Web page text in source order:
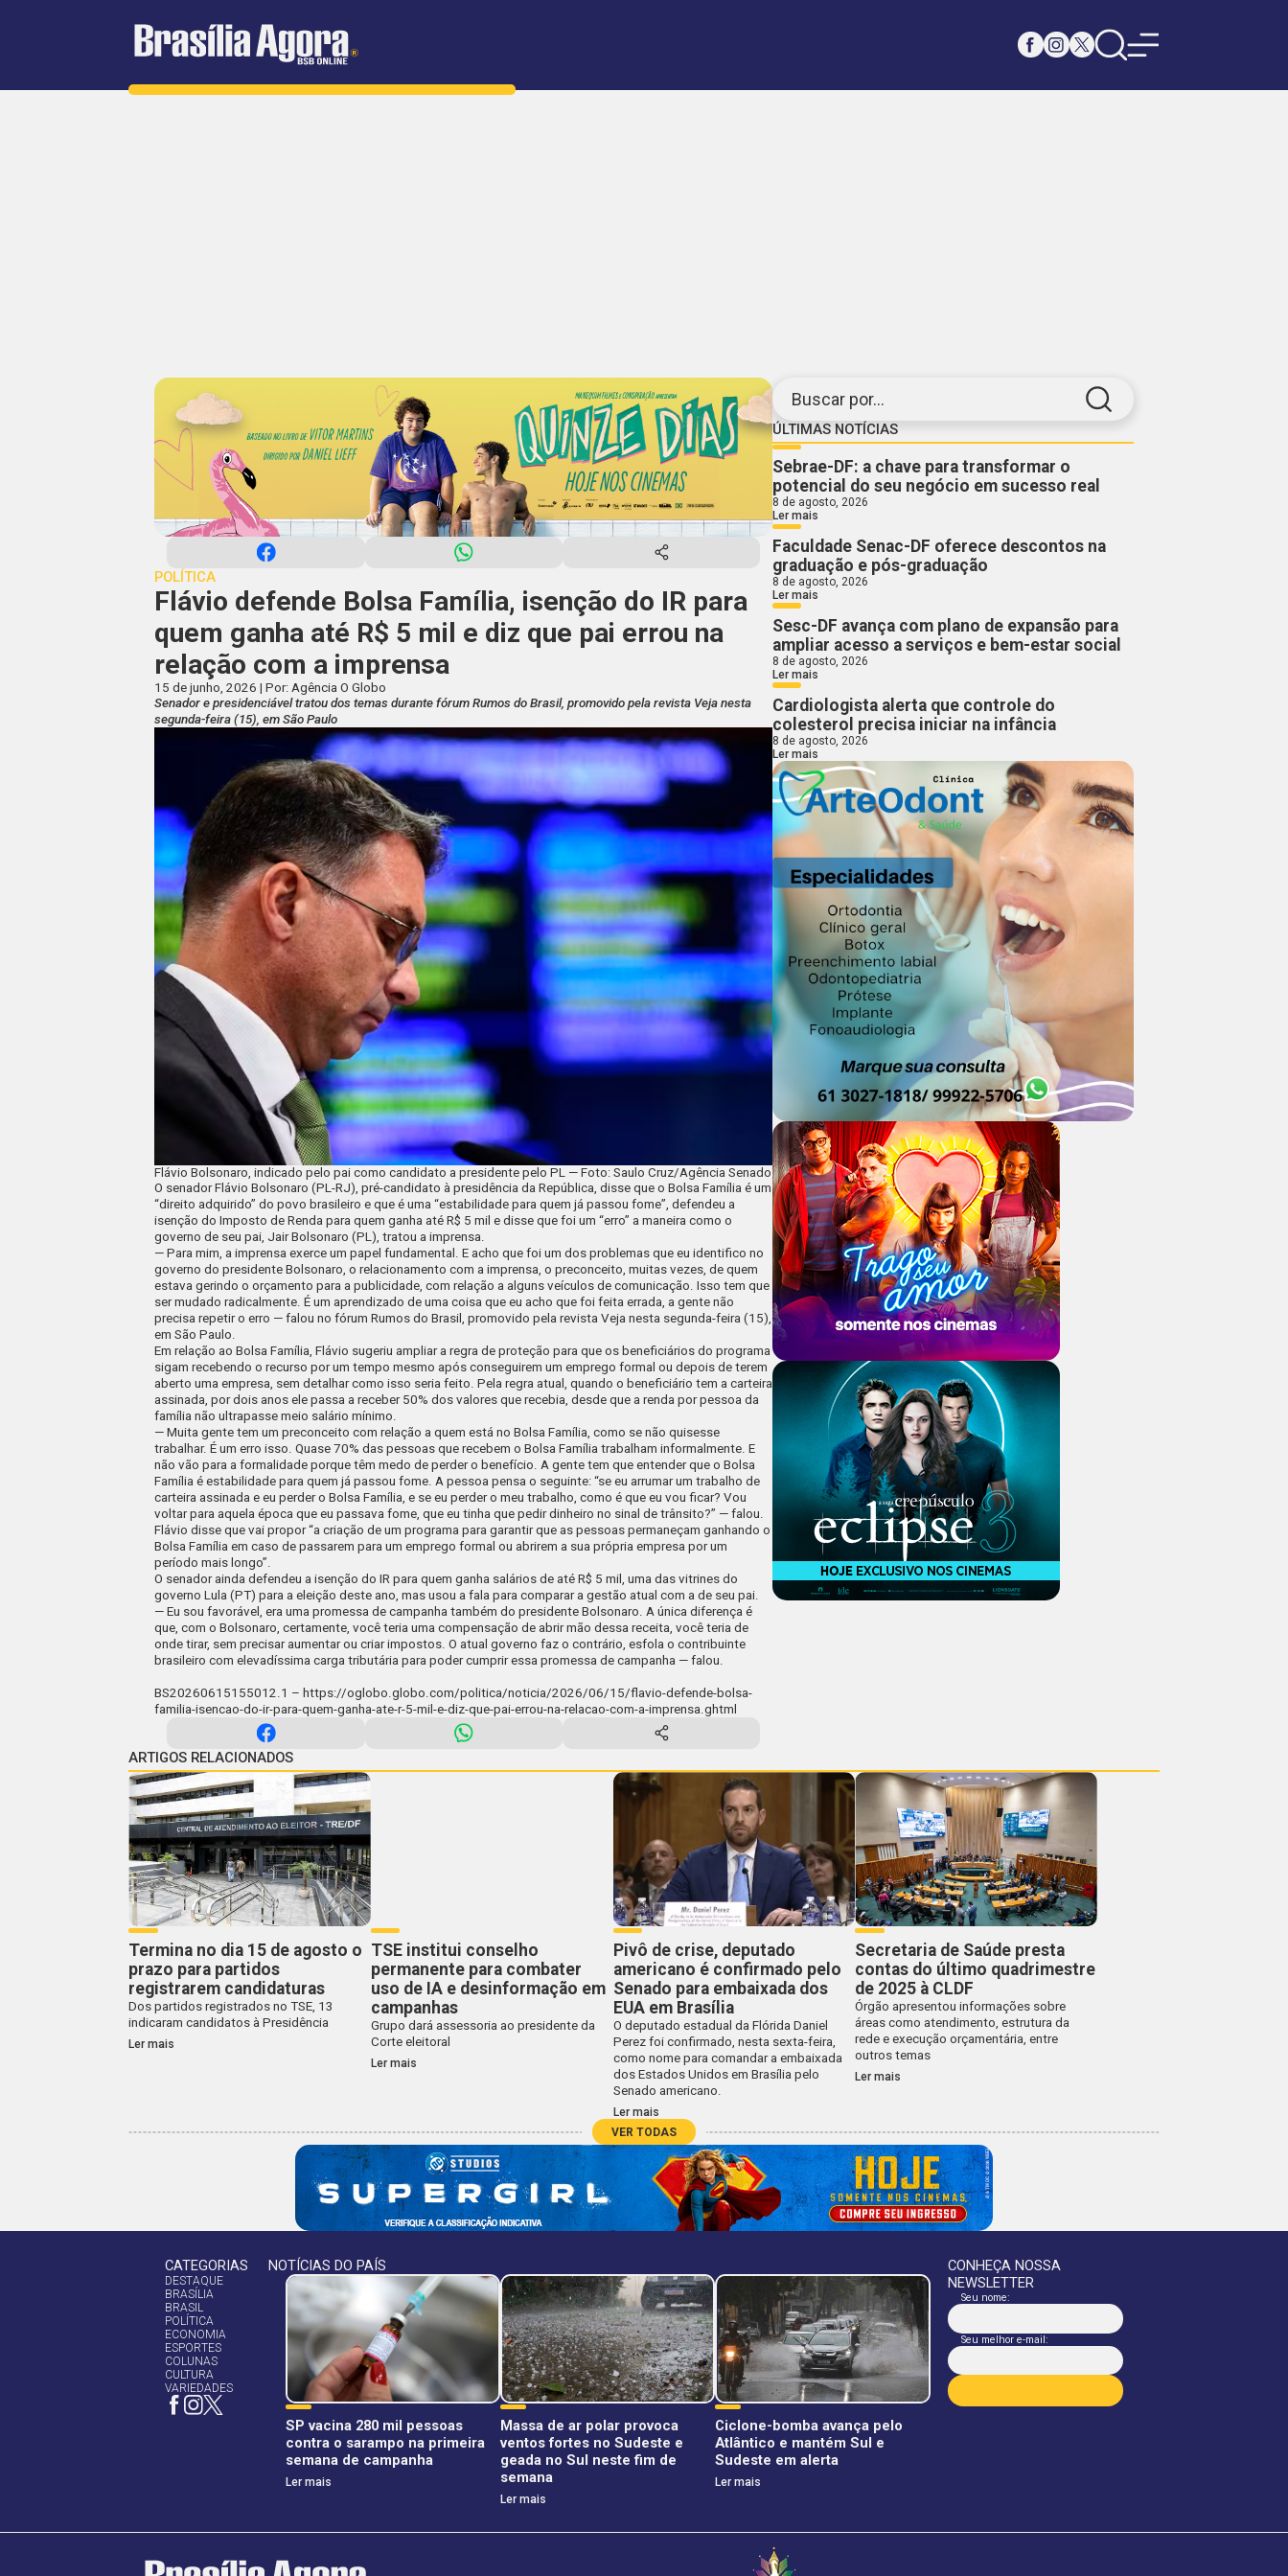
Buscar por...
ÚLTIMAS NOTÍCIAS
Sebrae-DF: a chave para transformar o
potencial do seu negócio em sucesso real
8 de agosto, 2026
Ler mais
Faculdade Senac-DF oferece descontos na
graduação e pós-graduação
8 de agosto, 2026
Ler mais
Sesc-DF avança com plano de expansão para
ampliar acesso a serviços e bem-estar social
8 de agosto, 2026
Ler mais
Cardiologista alerta que controle do
colesterol precisa iniciar na infância
8 de agosto, 2026
Ler mais
POLÍTICA
Flávio defende Bolsa Família, isenção do IR para
quem ganha até R$ 5 mil e diz que pai errou na
relação com a imprensa
15 de junho, 2026 | Por: Agência O Globo
Senador e presidenciável tratou dos temas durante fórum Rumos do Brasil, promovido pela revista Veja nesta
segunda-feira (15), em São Paulo
Flávio Bolsonaro, indicado pelo pai como candidato a presidente pelo PL — Foto: Saulo Cruz/Agência Senado
O senador Flávio Bolsonaro (PL-RJ), pré-candidato à presidência da República, disse que o Bolsa Família é um
“direito adquirido” do povo brasileiro e que é uma “estabilidade para quem já passou fome”, defendeu a
isenção do Imposto de Renda para quem ganha até R$ 5 mil e disse que foi um “erro” a maneira como o
governo de seu pai, Jair Bolsonaro (PL), tratou a imprensa.
— Para mim, a imprensa exerce um papel fundamental. E acho que foi um dos problemas que eu identifico no
governo do presidente Bolsonaro, o relacionamento com a imprensa, o preconceito, muitas vezes, de quem
estava gerindo o orçamento para a publicidade, com relação a alguns veículos de comunicação. Isso tem que
ser mudado radicalmente. É um aprendizado de uma coisa que eu acho que foi feita errada, a gente não
precisa repetir o erro — falou no fórum Rumos do Brasil, promovido pela revista Veja nesta segunda-feira (15),
em São Paulo.
Em relação ao Bolsa Família, Flávio sugeriu ampliar a regra de proteção para que os beneficiários do programa
sigam recebendo o recurso por um tempo mesmo após conseguirem um emprego formal ou depois de terem
aberto uma empresa, sem detalhar como isso seria feito. Pela regra atual, quando o beneficiário tem a carteira
assinada, por dois anos ele passa a receber 50% dos valores que recebia, desde que a renda por pessoa da
família não ultrapasse meio salário mínimo.
— Muita gente tem um preconceito com relação a quem está no Bolsa Família, como se não quisesse
trabalhar. É um erro isso. Quase 70% das pessoas que recebem o Bolsa Família trabalham informalmente. E
não vão para a formalidade porque têm medo de perder o benefício. A gente tem que entender que o Bolsa
Família é estabilidade para quem já passou fome. A pessoa pensa o seguinte: “se eu arrumar um trabalho de
carteira assinada e eu perder o Bolsa Família, e se eu perder o meu trabalho, como é que eu vou ficar? Vou
voltar para aquela época que eu passava fome, que eu tinha que pedir dinheiro no sinal de trânsito?” — falou.
Flávio disse que vai propor “a criação de um programa para garantir que as pessoas permaneçam ganhando o
Bolsa Família em caso de passarem para um emprego formal ou abrirem a sua própria empresa por um
período mais longo”.
O senador ainda defendeu a isenção do IR para quem ganha salários de até R$ 5 mil, uma das vitrines do
governo Lula (PT) para a eleição deste ano, mas usou a fala para comparar a gestão atual com a de seu pai.
— Eu sou favorável, era uma promessa de campanha também do presidente Bolsonaro. A única diferença é
que, com o Bolsonaro, certamente, você teria uma compensação de abrir mão dessa receita, você teria de
onde tirar, sem precisar aumentar ou criar impostos. O atual governo faz o contrário, esfola o contribuinte
brasileiro com elevadíssima carga tributária para poder cumprir essa promessa de campanha — falou.
BS20260615155012.1 –https://oglobo.globo.com/politica/noticia/2026/06/15/flavio-defende-bolsa-
familia-isencao-do-ir-para-quem-ganha-ate-r-5-mil-e-diz-que-pai-errou-na-relacao-com-a-imprensa.ghtml
ARTIGOS RELACIONADOS
Termina no dia 15 de agosto o
prazo para partidos
registrarem candidaturas
Dos partidos registrados no TSE, 13
indicaram candidatos à Presidência
Ler mais
TSE institui conselho
permanente para combater
uso de IA e desinformação em
campanhas
Grupo dará assessoria ao presidente da
Corte eleitoral
Ler mais
Pivô de crise, deputado
americano é confirmado pelo
Senado para embaixada dos
EUA em Brasília
O deputado estadual da Flórida Daniel
Perez foi confirmado, nesta sexta-feira,
como nome para comandar a embaixada
dos Estados Unidos em Brasília pelo
Senado americano.
Ler mais
Secretaria de Saúde presta
contas do último quadrimestre
de 2025 à CLDF
Órgão apresentou informações sobre
áreas como atendimento, estrutura da
rede e execução orçamentária, entre
outros temas
Ler mais
VER TODAS
CATEGORIAS
DESTAQUE
BRASÍLIA
BRASIL
POLÍTICA
ECONOMIA
ESPORTES
COLUNAS
CULTURA
VARIEDADES
NOTÍCIAS DO PAÍS
SP vacina 280 mil pessoas
contra o sarampo na primeira
semana de campanha
Ler mais
Massa de ar polar provoca
ventos fortes no Sudeste e
geada no Sul neste fim de
semana
Ler mais
Ciclone-bomba avança pelo
Atlântico e mantém Sul e
Sudeste em alerta
Ler mais
CONHEÇA NOSSA
NEWSLETTER
Seu nome:
Seu melhor e-mail: